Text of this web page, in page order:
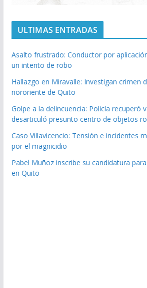
ULTIMAS ENTRADAS
Asalto frustrado: Conductor por
un intento de robo
Hallazgo en Miravalle: Investigan crimen
nororiente de Quito
Golpe a la delincuencia: Policía recuperó
desarticuló presunto centro de objetos
Caso Villavicencio: Tensión e incidentes
por el magnicidio
Pabel Muñoz inscribe su candidatura
en Quito